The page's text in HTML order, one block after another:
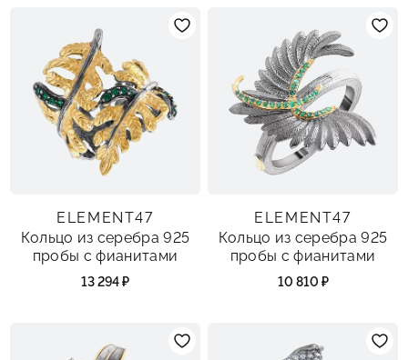
ELEMENT47
Кольцо из серебра 925
пробы с фианитами
13 294 ₽
ELEMENT47
Кольцо из серебра 925
пробы с фианитами
10 810 ₽